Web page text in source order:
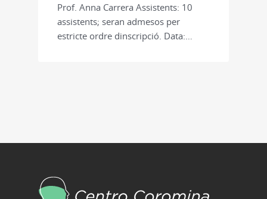
Prof. Anna Carrera Assistents: 10
assistents; seran admesos per
estricte ordre dinscripció. Data:…